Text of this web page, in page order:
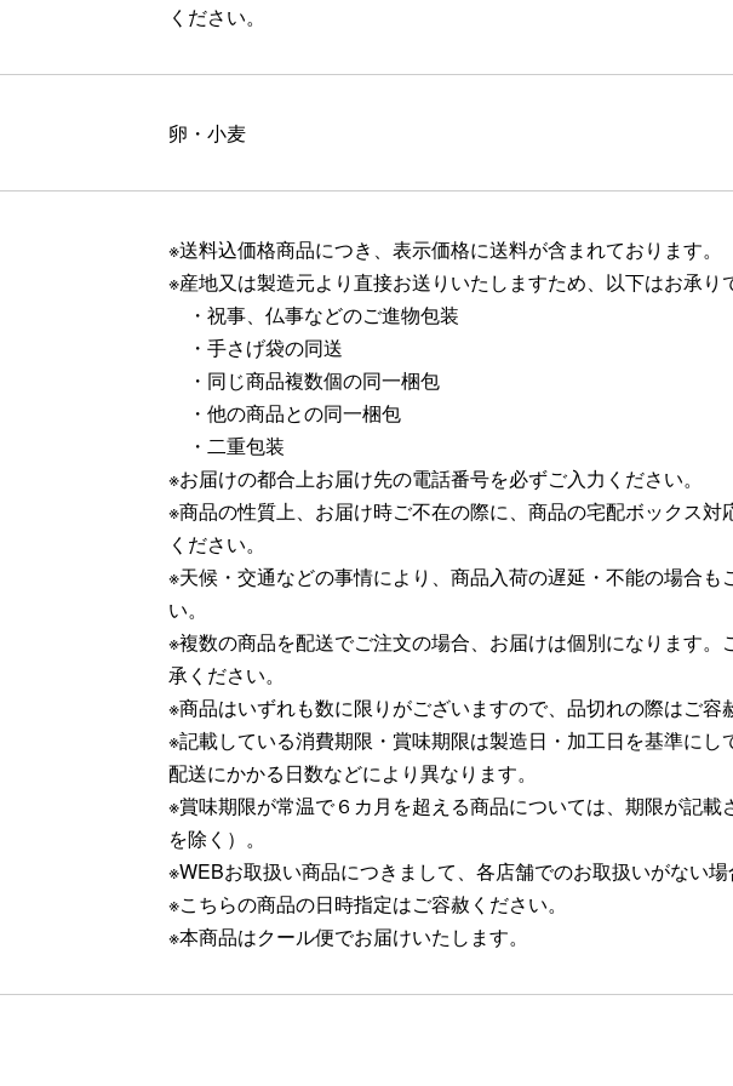
ください。
卵・小麦
※送料込価格商品につき、表示価格に送料が含まれております。
※産地又は製造元より直接お送りいたしますため、以下はお承り
・祝事、仏事などのご進物包装
・手さげ袋の同送
・同じ商品複数個の同一梱包
・他の商品との同一梱包
・二重包装
※お届けの都合上お届け先の電話番号を必ずご入力ください。
※商品の性質上、お届け時ご不在の際に、商品の宅配ボックス
ください。
※天候・交通などの事情により、商品入荷の遅延・不能の場合も
い。
※複数の商品を配送でご注文の場合、お届けは個別になります
承ください。
※商品はいずれも数に限りがございますので、品切れの際はご容
※記載している消費期限・賞味期限は製造日・加工日を基準に
配送にかかる日数などにより異なります。
※賞味期限が常温で６カ月を超える商品については、期限が記
を除く）。
※WEBお取扱い商品につきまして、各店舗でのお取扱いがない場
※こちらの商品の日時指定はご容赦ください。
※本商品はクール便でお届けいたします。